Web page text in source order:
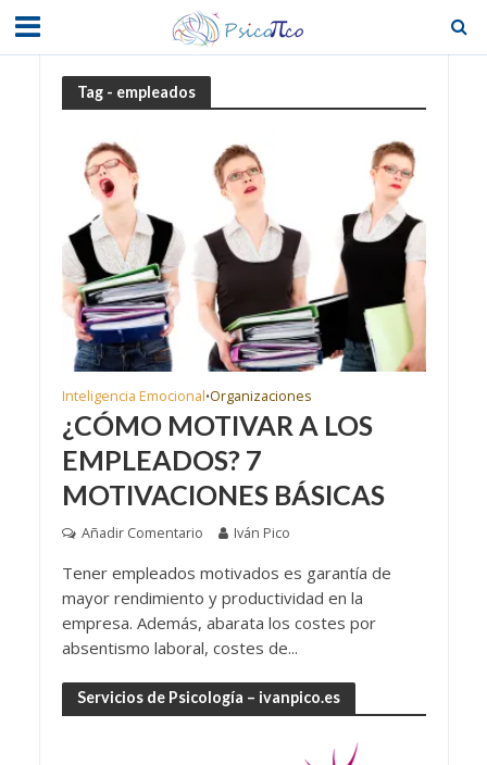
Tag - empleados
Inteligencia Emocional•Organizaciones
¿CÓMO MOTIVAR A LOS
EMPLEADOS? 7
MOTIVACIONES BÁSICAS
Añadir Comentario Iván Pico
Tener empleados motivados es garantía de
mayor rendimiento y productividad en la
empresa. Además, abarata los costes por
absentismo laboral, costes de...
Servicios de Psicología – ivanpico.es